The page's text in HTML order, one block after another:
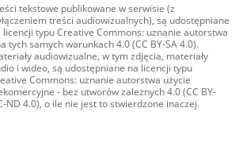
tekstowe publikowane w serwisie (z
treści audiowizualnych), są udostępniane
licencji typu Creative Commons: uznanie autorstwa
tych samych warunkach 4.0 (CC BY-SA 4.0).
audiowizualne, w tym zdjęcia, materiały
i wideo, są udostępniane na licencji typu
Commons: uznanie autorstwa użycie
- bez utworów zależnych 4.0 (CC BY-
ND 4.0), o ile nie jest to stwierdzone inaczej.